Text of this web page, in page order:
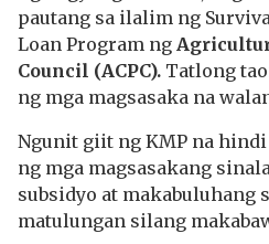
pautang sa ilalim ng
Loan Program ng
Council (ACPC). Tatlong
ng mga magsasaka na
Ngunit giit ng KMP na
ng mga magsasakang
subsidyo at makabuluhang
matulungan silang